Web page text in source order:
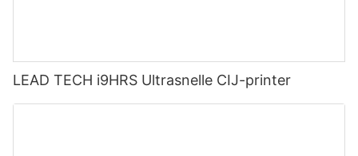
LEAD TECH i9HRS Ultrasnelle CIJ-printer